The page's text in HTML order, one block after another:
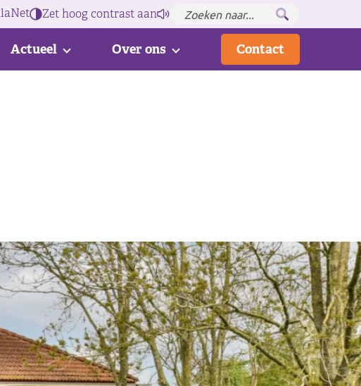
Zet hoog contrast aan
Actueel Over ons Contact